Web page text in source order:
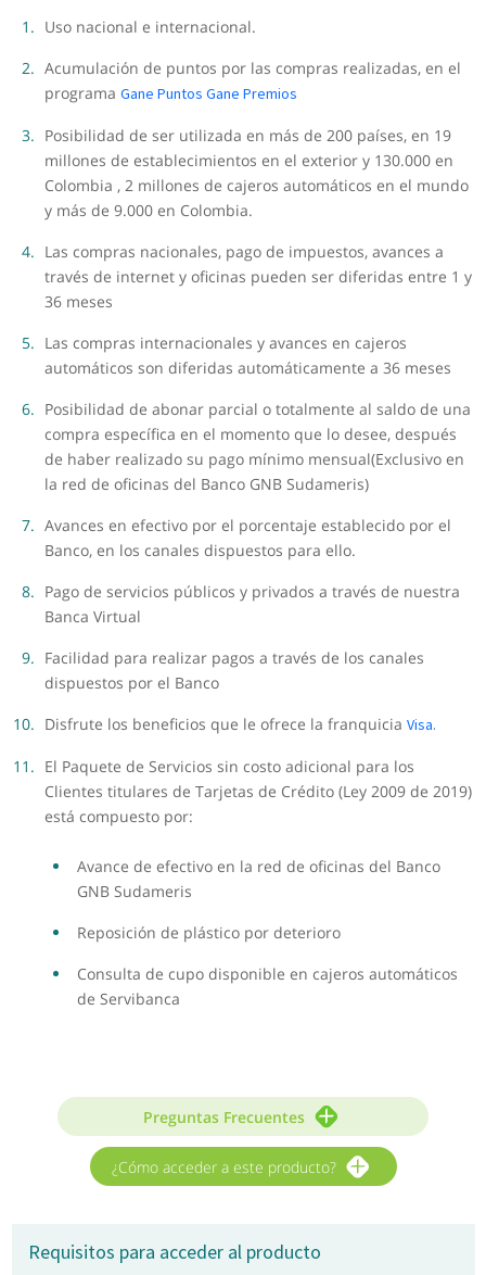
Uso nacional e internacional.
Acumulación de puntos por las compras realizadas, en el
programa Gane Puntos Gane Premios
Posibilidad de ser utilizada en más de 200 países, en 19
millones de establecimientos en el exterior y 130.000 en
Colombia , 2 millones de cajeros automáticos en el mundo
y más de 9.000 en Colombia.
Las compras nacionales, pago de impuestos, avances a
través de internet y oficinas pueden ser diferidas entre 1 y
36 meses
Las compras internacionales y avances en cajeros
automáticos son diferidas automáticamente a 36 meses
Posibilidad de abonar parcial o totalmente al saldo de una
compra específica en el momento que lo desee, después
de haber realizado su pago mínimo mensual(Exclusivo en
la red de oficinas del Banco GNB Sudameris)
Avances en efectivo por el porcentaje establecido por el
Banco, en los canales dispuestos para ello.
Pago de servicios públicos y privados a través de nuestra
Banca Virtual
Facilidad para realizar pagos a través de los canales
dispuestos por el Banco
Disfrute los beneficios que le ofrece la franquicia Visa.
El Paquete de Servicios sin costo adicional para los
Clientes titulares de Tarjetas de Crédito (Ley 2009 de 2019)
está compuesto por:
Avance de efectivo en la red de oficinas del Banco
GNB Sudameris
Reposición de plástico por deterioro
Consulta de cupo disponible en cajeros automáticos
de Servibanca
Preguntas Frecuentes
¿Cómo acceder a este producto?
Requisitos para acceder al producto